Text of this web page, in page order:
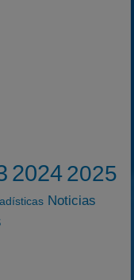
20242025
Noticias